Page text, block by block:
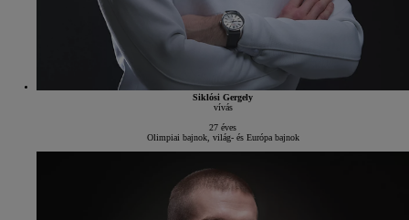
Siklósi Gergely
vívás
27 éves
Olimpiai bajnok, világ- és Európa bajnok